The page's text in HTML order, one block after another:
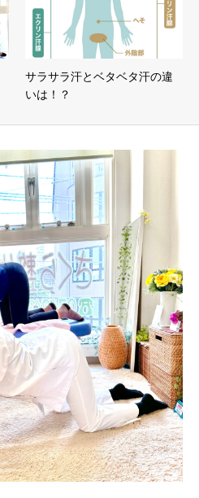
サラサラ汗とベタベタ汗の違
いは！？